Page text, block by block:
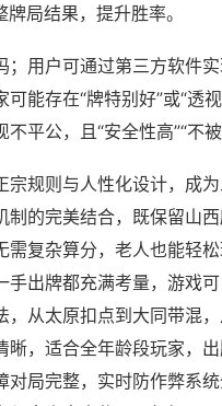
局结果，提升胜率。
用户可通过第三方软件
可能存在“牌特别好”或“透
平公，且“安全性高”“不被
宗规则与人性化设计，成
制的完美结合，既保留山
需复杂算分，老人也能轻
手出牌都充满考量，游戏
，从太原扣点到大同带混
晰，适合全年龄段玩家，
对局完整，实时防作弊系